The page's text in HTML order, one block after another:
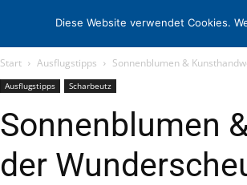
STARTSEITE ARCHIV
Start Ausflugstipps Sonnenblumen &
Ausflugstipps Scharbeutz
Sonnenblumen
der
Diese Website verwendet Cookies.